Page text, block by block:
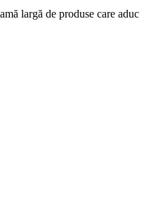
largă de produse care aduc